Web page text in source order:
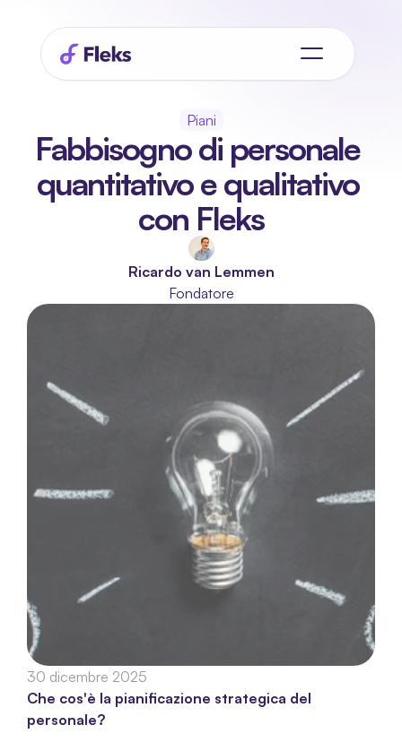
Piani
Fabbisogno di personale
quantitativo e qualitativo
con Fleks
Ricardo van Lemmen
Fondatore
30 dicembre 2025
Che cos'è la pianificazione strategica del
personale?